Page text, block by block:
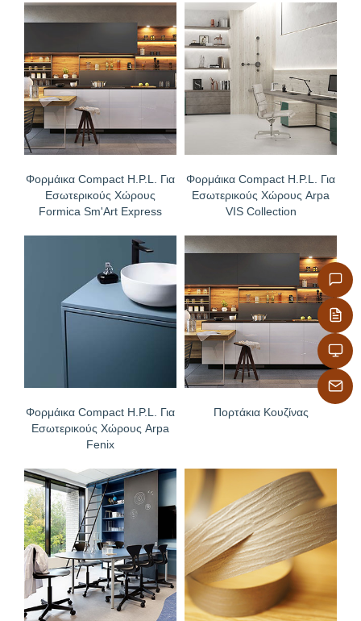
όλες τις κοινές οικιακές χημικές ουσίες ή
απολύμανσης με ατμό
Δεν χρειάζονται επεξεργασία άκρων, προσφέρονται
με ρουτάρισμα επιλογής σας στις διαμήκεις και
εγκάρσιες άκρες
Φορμάικα Compact H.P.L. Για
Εσωτερικούς Χώρους
Formica Sm'Art Express
Φορμάικα Compact H.P.L. Για
Εσωτερικούς Χώρους Arpa
VIS Collection
Φορμάικα Compact H.P.L. Για
Εσωτερικούς Χώρους Arpa
Fenix
Πορτάκια Κουζίνας